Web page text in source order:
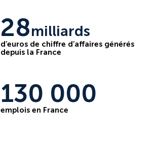
28milliards
d’euros de chiffre d’affaires générés
depuis la France
130 000
emplois en France